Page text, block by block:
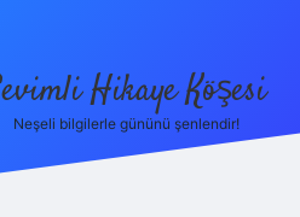
Hikaye Köşesi
Neşeli bilgilerle gününü şenlendir!